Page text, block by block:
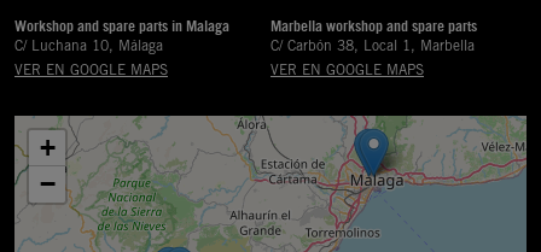
Workshop and spare parts in Malaga
C/ Luchana 10, Málaga
VER EN GOOGLE MAPS
Marbella workshop and spare parts
C/ Carbón 38, Local 1, Marbella
VER EN GOOGLE MAPS
+
−